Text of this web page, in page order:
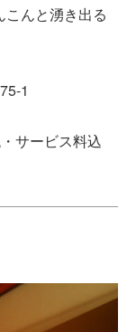
んと湧き出る
1
サービス料込